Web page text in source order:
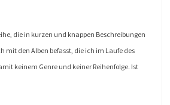
die in kurzen und knappen Beschreibungen
mit den Alben befasst, die ich im Laufe des
keinem Genre und keiner Reihenfolge. Ist